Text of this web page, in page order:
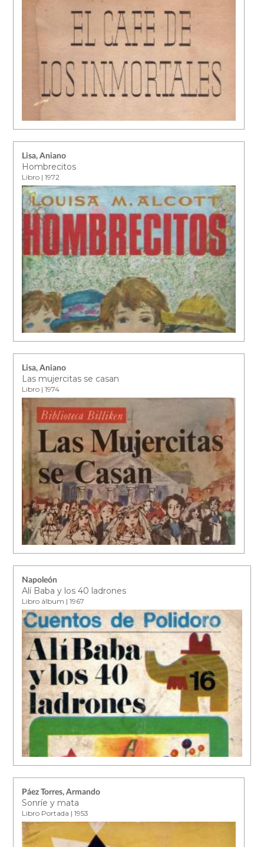
Lisa, Aniano
Hombrecitos
Libro | 1972
Lisa, Aniano
Las mujercitas se casan
Libro | 1974
Napoleón
Alí Baba y los 40 ladrones
Libro álbum | 1967
Páez Torres, Armando
Sonríe y mata
Libro Portada | 1953